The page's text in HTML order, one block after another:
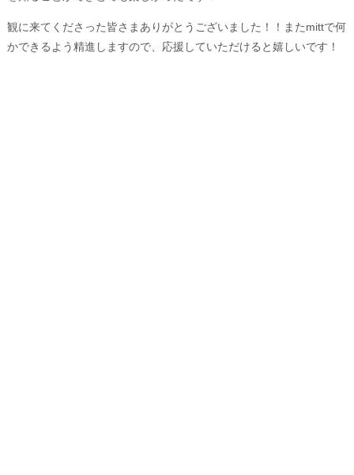
観に来てくださった皆さまありがとうございました！！またmittで何
かできるよう精進しますので、応援していただけると嬉しいです！